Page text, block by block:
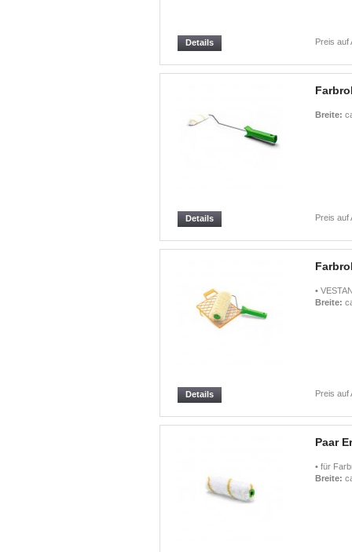
Preis auf
Details
Breite:
Preis auf
Details
•
Breite:
Preis auf
Details
Paar
• für
Breite: